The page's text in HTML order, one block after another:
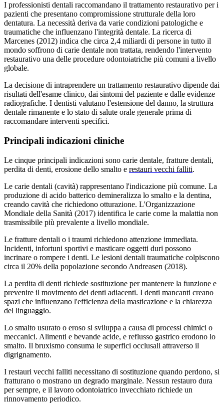
I professionisti dentali raccomandano il trattamento restaurativo per i
pazienti che presentano compromissione strutturale della loro
dentatura. La necessità deriva da varie condizioni patologiche e
traumatiche che influenzano l'integrità dentale. La ricerca di
Marcenes (2012) indica che circa 2,4 miliardi di persone in tutto il
mondo soffrono di carie dentale non trattata, rendendo l'intervento
restaurativo una delle procedure odontoiatriche più comuni a livello
globale.
La decisione di intraprendere un trattamento restaurativo dipende dai
risultati dell'esame clinico, dai sintomi del paziente e dalle evidenze
radiografiche. I dentisti valutano l'estensione del danno, la struttura
dentale rimanente e lo stato di salute orale generale prima di
raccomandare interventi specifici.
Principali indicazioni cliniche
Le cinque principali indicazioni sono carie dentale, fratture dentali,
perdita di denti, erosione dello smalto e restauri vecchi falliti.
Le carie dentali (cavità) rappresentano l'indicazione più comune. La
produzione di acido batterico demineralizza lo smalto e la dentina,
creando cavità che richiedono otturazione. L'Organizzazione
Mondiale della Sanità (2017) identifica le carie come la malattia non
trasmissibile più prevalente a livello mondiale.
Le fratture dentali o i traumi richiedono attenzione immediata.
Incidenti, infortuni sportivi e masticare oggetti duri possono
incrinare o rompere i denti. Le lesioni dentali traumatiche colpiscono
circa il 20% della popolazione secondo Andreasen (2018).
La perdita di denti richiede sostituzione per mantenere la funzione e
prevenire il movimento dei denti adiacenti. I denti mancanti creano
spazi che influenzano l'efficienza della masticazione e la chiarezza
del linguaggio.
Lo smalto usurato o eroso si sviluppa a causa di processi chimici o
meccanici. Alimenti e bevande acide, e reflusso gastrico erodono lo
smalto. Il bruxismo consuma le superfici occlusali attraverso il
digrignamento.
I restauri vecchi falliti necessitano di sostituzione quando perdono, si
fratturano o mostrano un degrado marginale. Nessun restauro dura
per sempre, e il lavoro odontoiatrico invecchiato richiede un
rinnovamento periodico.